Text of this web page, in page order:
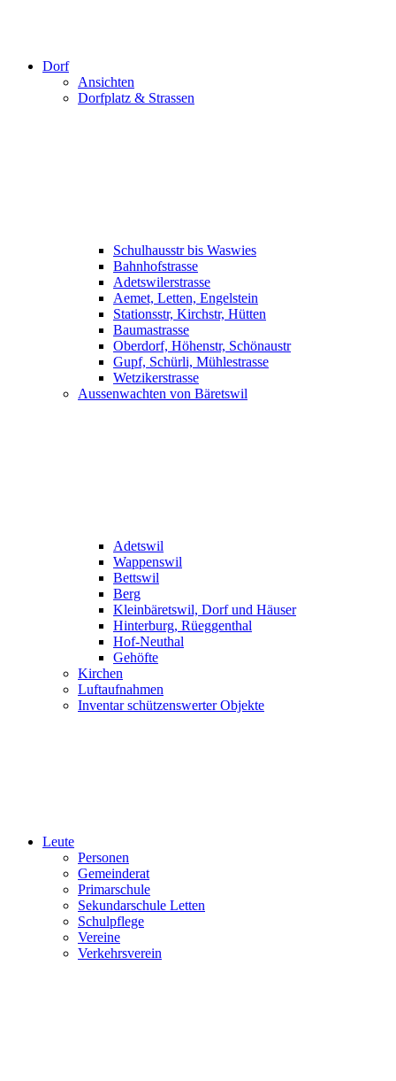
Dorf
Ansichten
Dorfplatz & Strassen
Schulhausstr bis Waswies
Bahnhofstrasse
Adetswilerstrasse
Aemet, Letten, Engelstein
Stationsstr, Kirchstr, Hütten
Baumastrasse
Oberdorf, Höhenstr, Schönaustr
Gupf, Schürli, Mühlestrasse
Wetzikerstrasse
Aussenwachten von Bäretswil
Adetswil
Wappenswil
Bettswil
Berg
Kleinbäretswil, Dorf und Häuser
Hinterburg, Rüeggenthal
Hof-Neuthal
Gehöfte
Kirchen
Luftaufnahmen
Inventar schützenswerter Objekte
Leute
Personen
Gemeinderat
Primarschule
Sekundarschule Letten
Schulpflege
Vereine
Verkehrsverein